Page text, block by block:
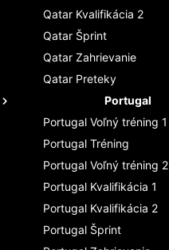
Qatar Kvalifikácia 2
Qatar Šprint
Qatar Zahrievanie
Qatar Preteky
Portugal
Portugal Voľný tréning 1
Portugal Tréning
Portugal Voľný tréning 2
Portugal Kvalifikácia 1
Portugal Kvalifikácia 2
Portugal Šprint